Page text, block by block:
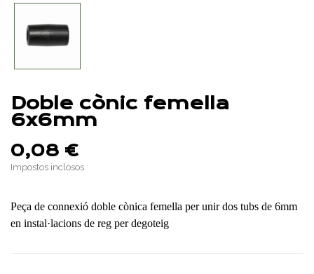
Doble cònic femella
6x6mm
0,08 €
Impostos inclosos
Peça de connexió doble cònica femella per unir dos tubs de 6mm
en instal·lacions de reg per degoteig